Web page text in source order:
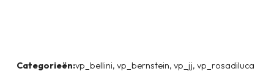
Categorieën:vp_bellini, vp_bernstein, vp_jj, vp_rosadiluca